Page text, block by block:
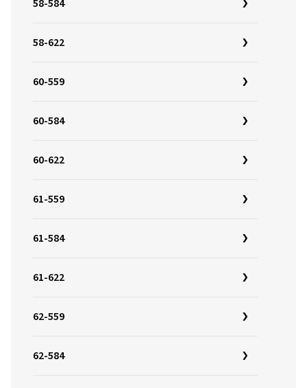
58-584
58-622
60-559
60-584
60-622
61-559
61-584
61-622
62-559
62-584